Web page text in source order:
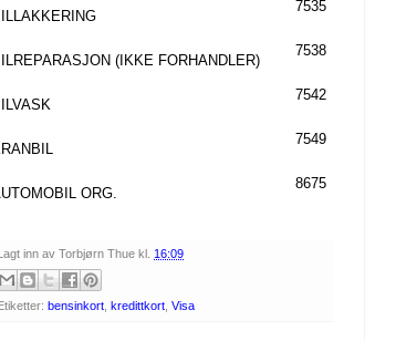
7535
(IKKE FORHANDLER)
7538
7542
7549
ORG.
8675
inn av Torbjørn Thue kl. 16:09
bensinkort kredittkort Visa